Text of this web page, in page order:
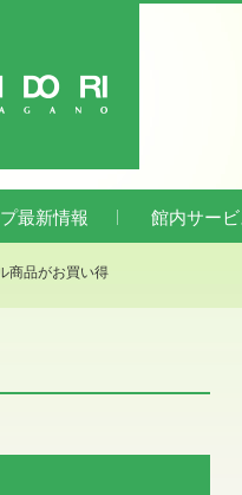
最新情報 館内サー
商品がお買い得